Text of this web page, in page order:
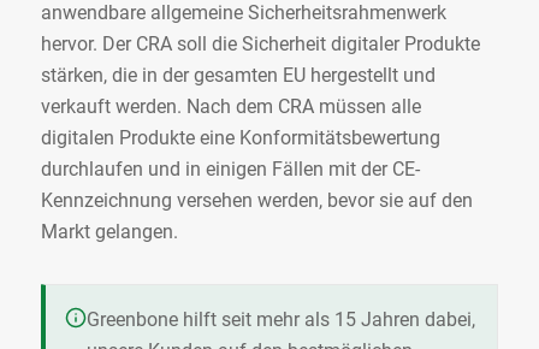
anwendbare allgemeine Sicherheitsrahmenwerk
hervor. Der CRA soll die Sicherheit digitaler Produkte
stärken, die in der gesamten EU hergestellt und
verkauft werden. Nach dem CRA müssen alle
digitalen Produkte eine Konformitätsbewertung
durchlaufen und in einigen Fällen mit der CE-
Kennzeichnung versehen werden, bevor sie auf den
Markt gelangen.
Greenbone hilft seit mehr als 15 Jahren dabei,